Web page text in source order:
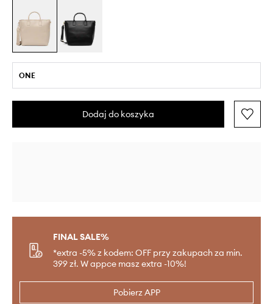
ONE
Dodaj do koszyka
FINAL SALE%
*extra -5% z kodem: OFF przy zakupach za min.
399 zł. W appce masz extra -10%!
Pobierz APP